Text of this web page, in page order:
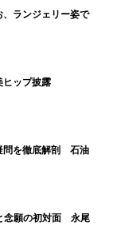
、ランジェリー姿で
ヒップ披露
問を徹底解剖 石油
念願の初対面 永尾